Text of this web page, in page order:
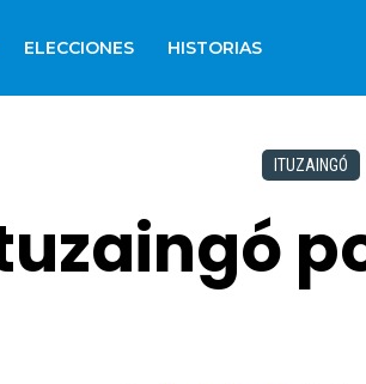
ELECCIONES HISTORIAS
ITUZAINGÓ